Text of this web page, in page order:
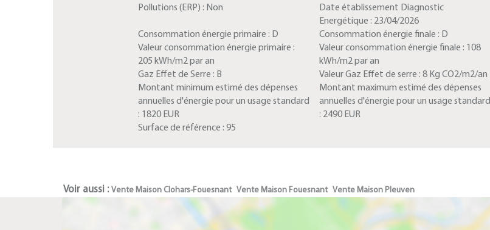
Pollutions (ERP) : Non
Date établissement Diagnostic
Energétique : 23/04/2026
Consommation énergie primaire : D Consommation énergie finale : D
Valeur consommation énergie primaire :
205 kWh/m2 par an
Valeur consommation énergie finale : 108
kWh/m2 par an
Gaz Effet de Serre : B Valeur Gaz Effet de serre : 8 Kg CO2/m2/an
Montant minimum estimé des dépenses
annuelles d'énergie pour un usage standard
: 1820 EUR
Montant maximum estimé des dépenses
annuelles d'énergie pour un usage standard
: 2490 EUR
Surface de référence : 95
Voir aussi : Vente Maison Clohars-Fouesnant Vente Maison Fouesnant Vente Maison Pleuven